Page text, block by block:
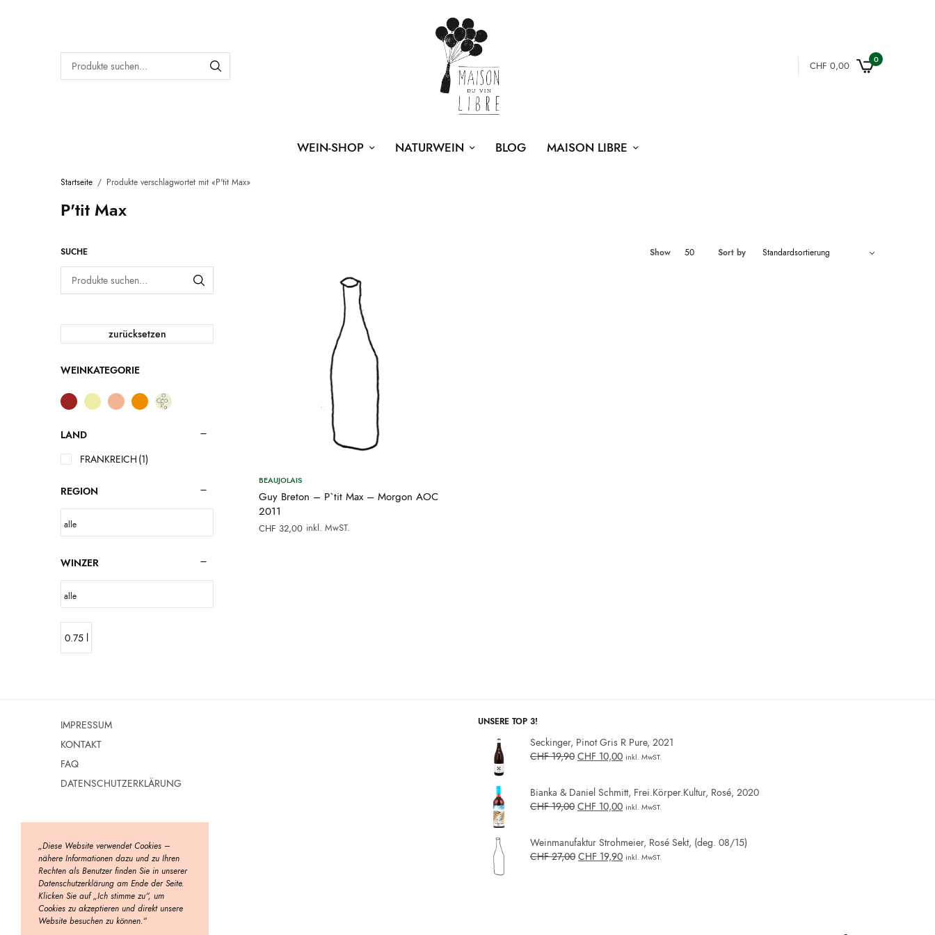
CHF 0,00
0
WEIN-SHOP NATURWEIN BLOG MAISON LIBRE
Startseite / Produkte verschlagwortet mit «P'tit Max»
P'tit Max
SUCHE
zurücksetzen
WEINKATEGORIE
LAND
FRANKREICH (1)
REGION
WINZER
0.75 l
Show 50 Sort by
BEAUJOLAIS
Guy Breton – P`tit Max – Morgon AOC
2011
CHF 32,00 inkl. MwST.
IMPRESSUM
KONTAKT
FAQ
DATENSCHUTZERKLÄRUNG
UNSERE TOP 3!
Seckinger, Pinot Gris R Pure, 2021
CHF19,90 CHF 10,00 inkl. MwST.
Bianka & Daniel Schmitt, Frei.Körper.Kultur, Rosé, 2020
CHF19,00 CHF 10,00 inkl. MwST.
Weinmanufaktur Strohmeier, Rosé Sekt, (deg. 08/15)
CHF27,00 CHF 19,90 inkl. MwST.
„Diese Website verwendet Cookies –
nähere Informationen dazu und zu Ihren
Rechten als Benutzer finden Sie in unserer
Datenschutzerklärung am Ende der Seite.
Klicken Sie auf „Ich stimme zu“, um
Cookies zu akzeptieren und direkt unsere
Website besuchen zu können.“